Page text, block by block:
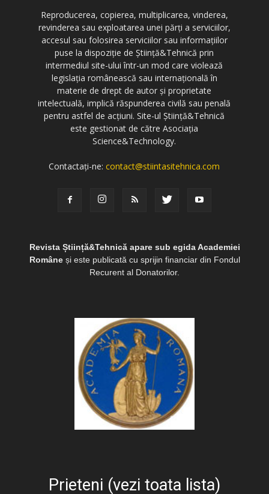
Reproducerea, copierea, multiplicarea, vinderea,
revinderea sau exploatarea unei părți a serviciilor,
accesul sau folosirea serviciilor sau informațiilor
puse la dispoziție de Știință&Tehnică prin
intermediul site-ului într-un mod care violează
legislația românească sau internațională în
materie de drept de autor și proprietate
intelectuală, implică răspunderea civilă sau penală
pentru astfel de acțiuni. Site-ul Știință&Tehnică
este gestionat de către Asociația
Science&Technology.
Contactați-ne:contact@stiintasitehnica.com
Revista Știință&Tehnică apare sub egida Academiei
Româneși este publicată cu sprijin financiar din Fondul
Recurent al Donatorilor.
Prieteni (vezi toata lista)